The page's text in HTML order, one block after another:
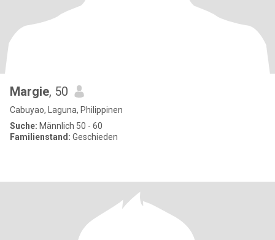
Margie, 50
Cabuyao, Laguna, Philippinen
Suche: Männlich 50 - 60
Familienstand: Geschieden